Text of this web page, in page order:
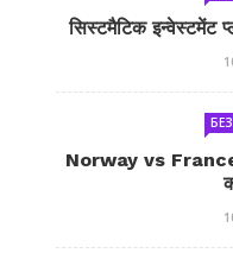
सिस्टमैटिक इन्वेस्टमेंट
Norway vs